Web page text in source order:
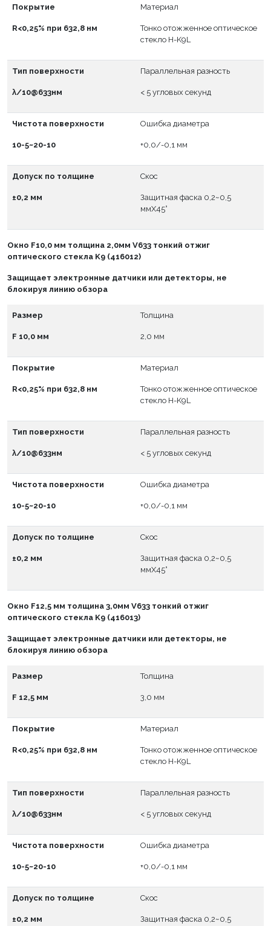
Покрытие
R<0,25% при 632,8 нм
Материал
Тонко отожженное оптическое
стекло H-K9L
Тип поверхности
λ/10@633нм
Параллельная разность
< 5 угловых секунд
Чистота поверхности
10-5~20-10
Ошибка диаметра
+0,0/-0,1 мм
Допуск по толщине
±0,2 мм
Скос
Защитная фаска 0,2~0,5
ммX45°
Окно F10,0 мм толщина 2,0мм V633 тонкий отжиг
оптического стекла K9 (416012)
Защищает электронные датчики или детекторы, не
блокируя линию обзора
Размер
F 10,0 мм
Толщина
2,0 мм
Покрытие
R<0,25% при 632,8 нм
Материал
Тонко отожженное оптическое
стекло H-K9L
Тип поверхности
λ/10@633нм
Параллельная разность
< 5 угловых секунд
Чистота поверхности
10-5~20-10
Ошибка диаметра
+0,0/-0,1 мм
Допуск по толщине
±0,2 мм
Скос
Защитная фаска 0,2~0,5
ммX45°
Окно F12,5 мм толщина 3,0мм V633 тонкий отжиг
оптического стекла K9 (416013)
Защищает электронные датчики или детекторы, не
блокируя линию обзора
Размер
F 12,5 мм
Толщина
3,0 мм
Покрытие
R<0,25% при 632,8 нм
Материал
Тонко отожженное оптическое
стекло H-K9L
Тип поверхности
λ/10@633нм
Параллельная разность
< 5 угловых секунд
Чистота поверхности
10-5~20-10
Ошибка диаметра
+0,0/-0,1 мм
Допуск по толщине
±0,2 мм
Скос
Защитная фаска 0,2~0,5